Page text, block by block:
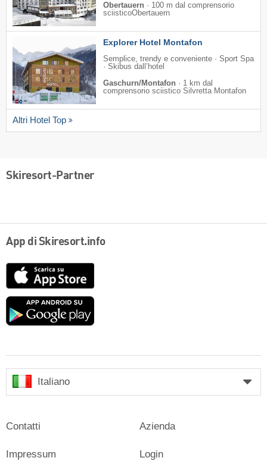
Obertauern · 100 m dal comprensorio
sciisticoObertauern
Explorer Hotel Montafon
Semplice, trendy e conveniente · Sport Spa
· Skibus dall’hotel
Gaschurn/Montafon · 1 km dal
comprensorio sciistico Silvretta Montafon
Altri Hotel Top
Skiresort-Partner
App di Skiresort.info
Google
Italiano
Contatti
Impressum
Azienda
Login